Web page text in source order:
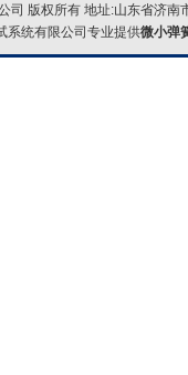
司 版权所有 地址:山东省济
系统有限公司专业提供微小弹